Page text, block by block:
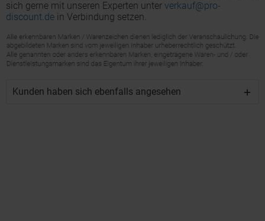
sich gerne mit unseren Experten unter verkauf@pro-
discount.de in Verbindung setzen.
Kunden haben sich ebenfalls angesehen